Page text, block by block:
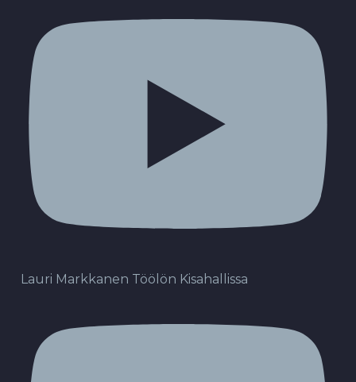
Lauri Markkanen Töölön Kisahallissa